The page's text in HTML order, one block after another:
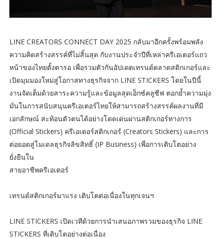
LINE CREATORS CONNECT DAY 2025 กลับมาอีกครั้งพร้อมพลัง
ความคิดสร้างสรรค์ที่ไม่สิ้นสุด กับงานประจำปีที่เหล่าครีเอเตอร์แถว
หน้าของไทยตั้งตารอ เพื่อรวมตัวกันอัปเดตเทรนด์ตลาดสติกเกอร์และ
เปิดมุมมองใหม่สู่โอกาสทางธุรกิจจาก LINE STICKERS โดยในปีนี้
งานจัดเต็มด้วยสาระความรู้และข้อมูลสุดเอ็กซ์คลูซีฟ ตอกย้ำความมุ่ง
มั่นในการสนับสนุนครีเอเตอร์ไทยให้สามารถสร้างสรรค์ผลงานที่มี
เอกลักษณ์ สะท้อนตัวตนได้อย่างโดดเด่นผ่านสติกเกอร์ทางการ
(Official Stickers) ครีเอเตอร์สติกเกอร์ (Creators Stickers) และการ
ต่อยอดสู่โมเดลธุรกิจลิขสิทธิ์ (IP Business) เพื่อการเติบโตอย่าง
ยั่งยืนใน
สายอาชีพครีเอเตอร์
เทรนด์สติกเกอร์มาแรง เติบโตต่อเนื่องในทุกเจนฯ
LINE STICKERS เปิดเวทีด้วยการนำเสนอภาพรวมของธุรกิจ LINE
STICKERS ที่เติบโตอย่างต่อเนื่อง